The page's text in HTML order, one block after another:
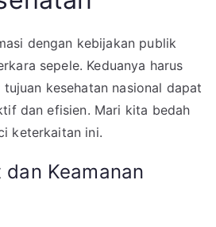
dengan kebijakan publik
sepele. Keduanya harus
kesehatan nasional dapat
dan efisien. Mari kita bedah
keterkaitan ini.
Keamanan